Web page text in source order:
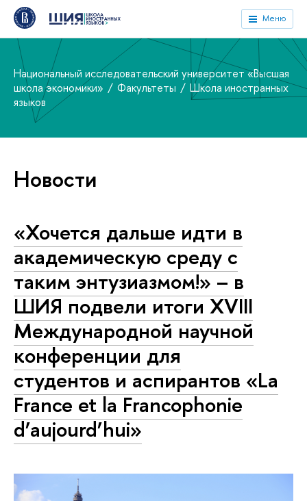
Меню
Национальный исследовательский университет «Высшая
школа экономики»
Факультеты
Школа иностранных
языков
Новости
«Хочется дальше идти в
академическую среду с
таким энтузиазмом!» – в
ШИЯ подвели итоги XVIII
Международной научной
конференции для
студентов и аспирантов «La
France et la Francophonie
d’aujourd’hui»